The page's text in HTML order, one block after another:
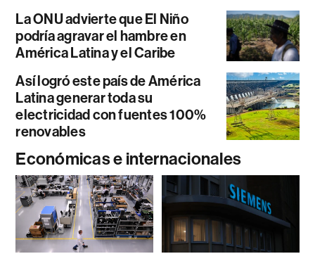
La ONU advierte que El Niño
podría agravar el hambre en
América Latina y el Caribe
Así logró este país de América
Latina generar toda su
electricidad con fuentes 100%
renovables
Económicas e internacionales